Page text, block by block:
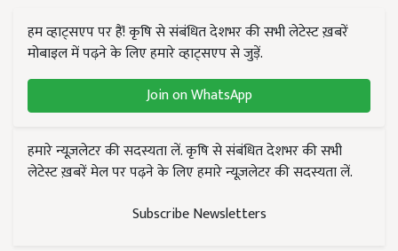
हम व्हाट्सएप पर हैं! कृषि से संबंधित देशभर की सभी लेटेस्ट ख़बरें
मोबाइल में पढ़ने के लिए हमारे व्हाट्सएप से जुड़ें.
Join on WhatsApp
हमारे न्यूज़लेटर की सदस्यता लें. कृषि से संबंधित देशभर की सभी
लेटेस्ट ख़बरें मेल पर पढ़ने के लिए हमारे न्यूज़लेटर की सदस्यता लें.
Subscribe Newsletters